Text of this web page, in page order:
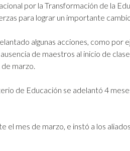
por la Transformación de la
para lograr un importante
algunas acciones, como
de maestros al inicio de
marzo.
de Educación se adelantó 4
mes de marzo, e instó a los